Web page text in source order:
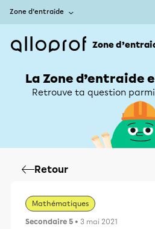
Zone d’entraide
Zone
La Zone d’entraide
Retrouve ta question
Retour
Mathématiques
Secondaire 5 • 3 mai 2021